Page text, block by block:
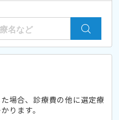
場合、診療費の他に選定療
ります。